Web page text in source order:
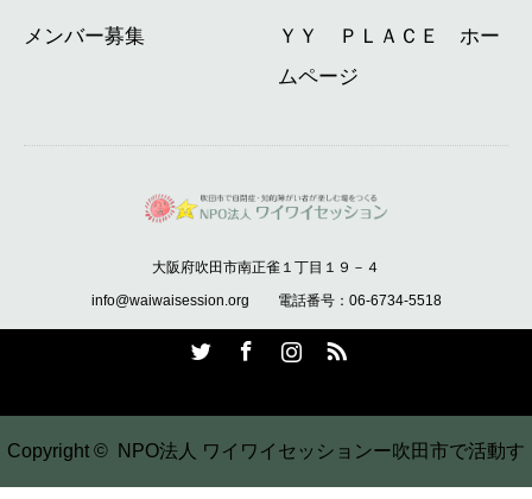
メンバー募集
ＹＹ ＰＬＡＣＥ ホー
ムページ
大阪府吹田市南正雀１丁目１９－４
info@waiwaisession.org 電話番号：06-6734-5518
Copyright © NPO法人 ワイワイセッションー吹田市で活動す